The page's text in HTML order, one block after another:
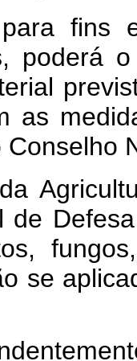
fins
poderá
as
de
se